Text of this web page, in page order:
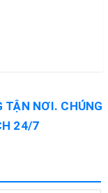
TẬN NƠI. CHÚNG
24/7